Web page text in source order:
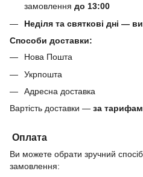
замовлення до 13:00
Неділя та святкові дні —
Способи доставки:
Нова Пошта
Укрпошта
Адресна доставка
Вартість доставки — за
Оплата
Ви можете обрати зручний
замовлення: